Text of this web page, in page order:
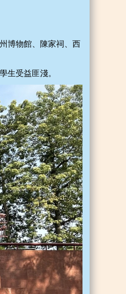
博物館、陳家祠、西
生受益匪淺。